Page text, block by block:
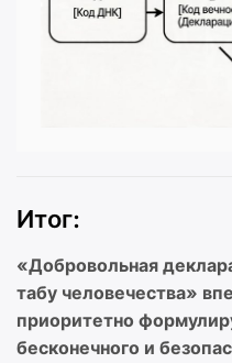
Итог:
«Добровольная
табу человечества»
приоритетно
бесконечного и